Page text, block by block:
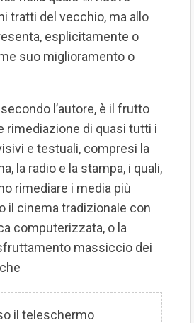
tratti del vecchio, ma allo
esplicitamente o
suo miglioramento o
l’autore, è il frutto
rimediazione di quasi tutti i
e testuali, compresi la
la radio e la stampa, i quali,
rimediare i media più
il cinema tradizionale con
computerizzata, o la
massiccio dei
il teleschermo